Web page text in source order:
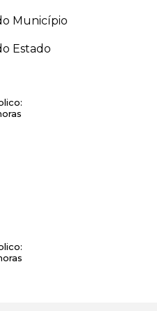
Município
Estado